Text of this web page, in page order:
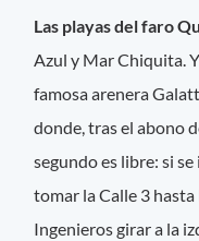
Las playas del faro
Azul y Mar Chiquita.
famosa arenera
donde, tras el abono
segundo es libre: si
tomar la Calle 3
Ingenieros girar a la